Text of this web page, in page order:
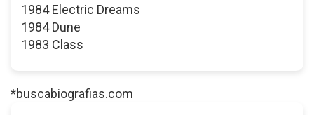
1984 Electric Dreams
1984 Dune
1983 Class
*buscabiografias.com